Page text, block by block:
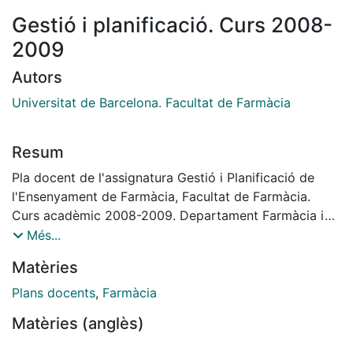
Gestió i planificació. Curs 2008-
2009
Autors
Universitat de Barcelona. Facultat de Farmàcia
Resum
Pla docent de l'assignatura Gestió i Planificació de
l'Ensenyament de Farmàcia, Facultat de Farmàcia.
Curs acadèmic 2008-2009. Departament Farmàcia i
Tecnologia Farmacèutica
Més...
Matèries
Plans docents, Farmàcia
Matèries (anglès)